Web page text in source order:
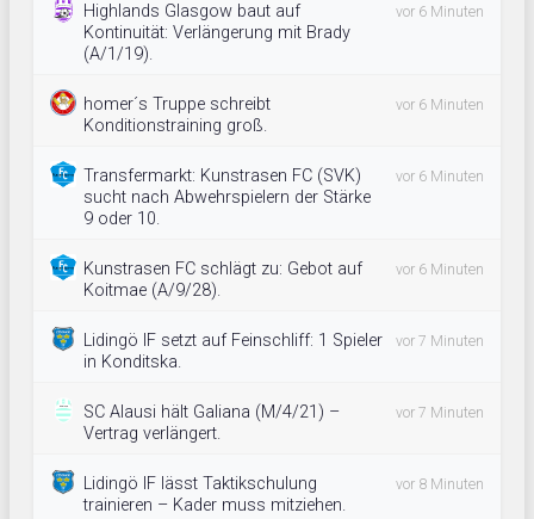
Highlands Glasgow baut auf
Kontinuität: Verlängerung mit Brady
(A/1/19).
vor 6 Minuten
homer´s Truppe schreibt
Konditionstraining groß.
vor 6 Minuten
Transfermarkt: Kunstrasen FC (SVK)
sucht nach Abwehrspielern der Stärke
9 oder 10.
vor 6 Minuten
Kunstrasen FC schlägt zu: Gebot auf
Koitmae (A/9/28).
vor 6 Minuten
Lidingö IF setzt auf Feinschliff: 1 Spieler
in Konditska.
vor 7 Minuten
SC Alausi hält Galiana (M/4/21) –
Vertrag verlängert.
vor 7 Minuten
Lidingö IF lässt Taktikschulung
trainieren – Kader muss mitziehen.
vor 8 Minuten